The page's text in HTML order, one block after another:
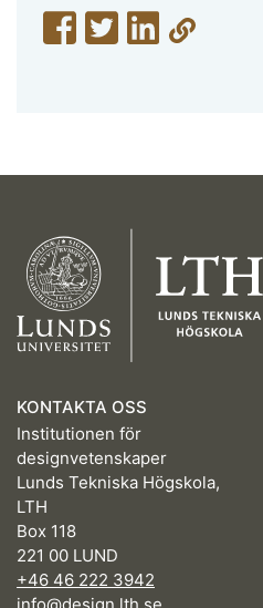
KONTAKTA OSS
Institutionen för
designvetenskaper
Lunds Tekniska Högskola,
LTH
Box 118
221 00 LUND
+46 46 222 3942